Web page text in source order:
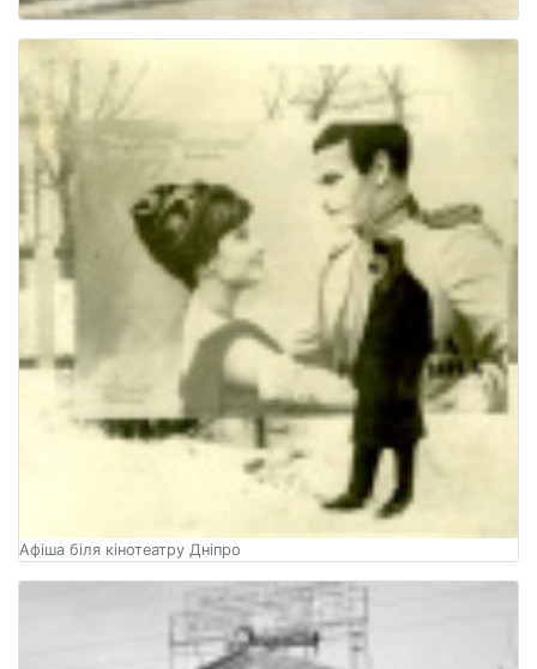
Афіша біля кінотеатру Дніпро